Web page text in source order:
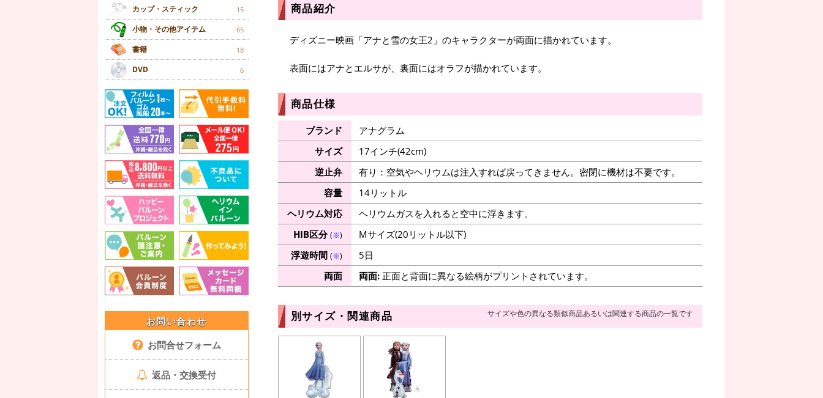
カップ・スティック 15
小物・その他アイテム 65
書籍 18
DVD 6
お問い合わせ
お問合せフォーム
返品・交換受付
商品紹介
ディズニー映画「アナと雪の女王2」のキャラクターが両面に描かれています。
表面にはアナとエルサが、裏面にはオラフが描かれています。
商品仕様
ブランド
アナグラム
サイズ
17インチ(42cm)
逆止弁
有り：空気やヘリウムは注入すれば戻ってきません。密閉に機材は不要です。
容量
14リットル
ヘリウム対応
ヘリウムガスを入れると空中に浮きます。
HIB区分(※)
Mサイズ(20リットル以下)
浮遊時間 (※)
5日
両面
両面:正面と背面に異なる絵柄がプリントされています。
別サイズ・関連商品 サイズや色の異なる類似商品あるいは関連する商品の一覧です